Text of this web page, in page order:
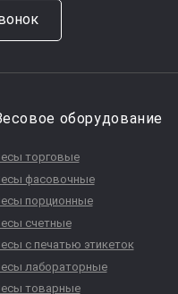
оборудование
торговые
фасовочные
порционные
счетные
с печатью этикеток
лабораторные
товарные